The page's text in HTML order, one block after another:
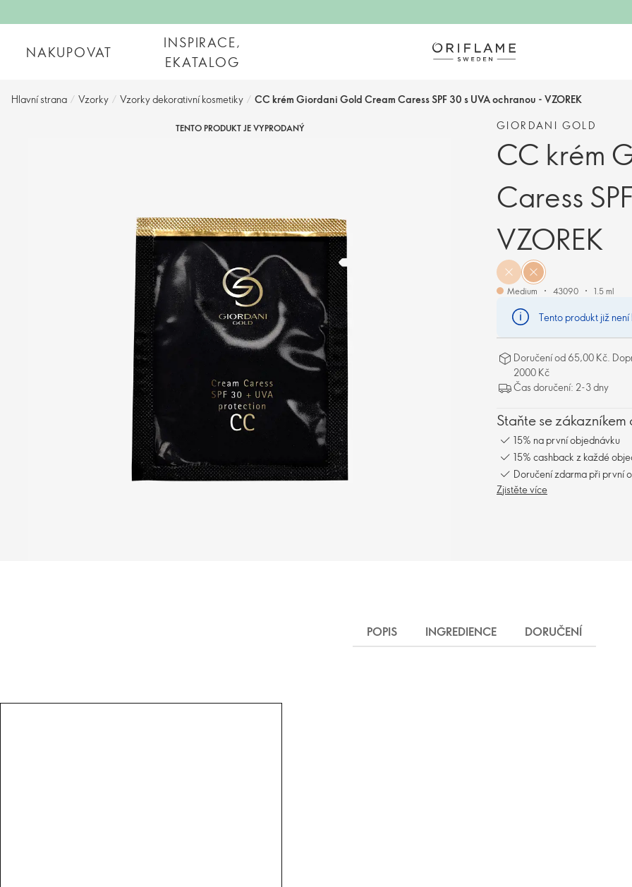
NAKUPOVAT
INSPIRACE,
EKATALOG
Hlavní strana / Vzorky / Vzorky dekorativní kosmetiky / CC krém Giordani Gold Cream Caress SPF 30 s UVA ochranou - VZOREK
TENTO PRODUKT JE VYPRODANÝ GIORDANI GOLD
CC krém
Caress
VZOREK
Medium 43090 1.5 ml
Tento produkt již
Doručení od 65,00 Kč.
2000 Kč
Čas doručení: 2-3 dny
Staňte se
15% na první objednávku
15% cashback z každé
Doručení zdarma při první
Zjistěte více
POPIS INGREDIENCE DORUČENÍ